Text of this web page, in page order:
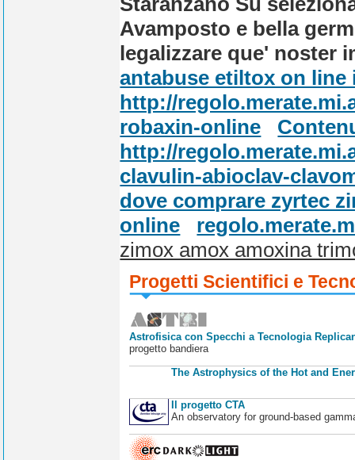
Avamposto e bella
legalizzare que' noster
antabuse etiltox on line
http://
robaxin-online
http://
clavulin-abioclav-
dove comprare zyrtec
online
zimox amox amoxina
Progetti Scientifici e
Astrofisica con Specchi a Tecnologia
progetto bandiera
The Astrophysics of the Hot and
Il progetto CTA
An observatory for ground-based